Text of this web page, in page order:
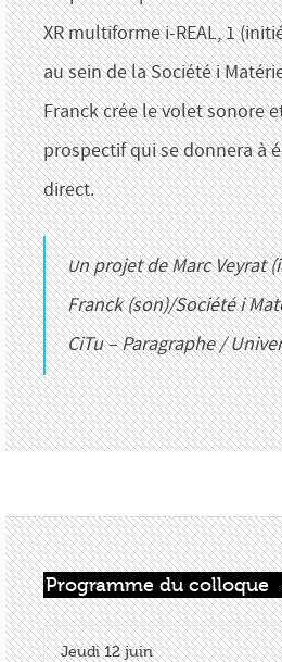
XR multiforme i-REAL, 1
au sein de la Société i
Franck crée le volet sonore
prospectif qui se donnera à
direct.
Un projet de Marc Veyrat (images) et Philippe
Franck (son)/Société i
CiTu – Paragraphe /
Programme du colloque
Jeudi 12 juin